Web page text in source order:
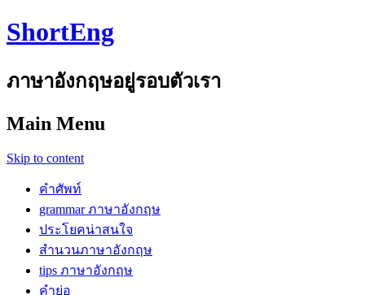
ShortEng
ภาษาอังกฤษอยู่รอบตัวเรา
Main Menu
Skip to content
คำศัพท์
grammar ภาษาอังกฤษ
ประโยคน่าสนใจ
สำนวนภาษาอังกฤษ
tips ภาษาอังกฤษ
คำย่อ